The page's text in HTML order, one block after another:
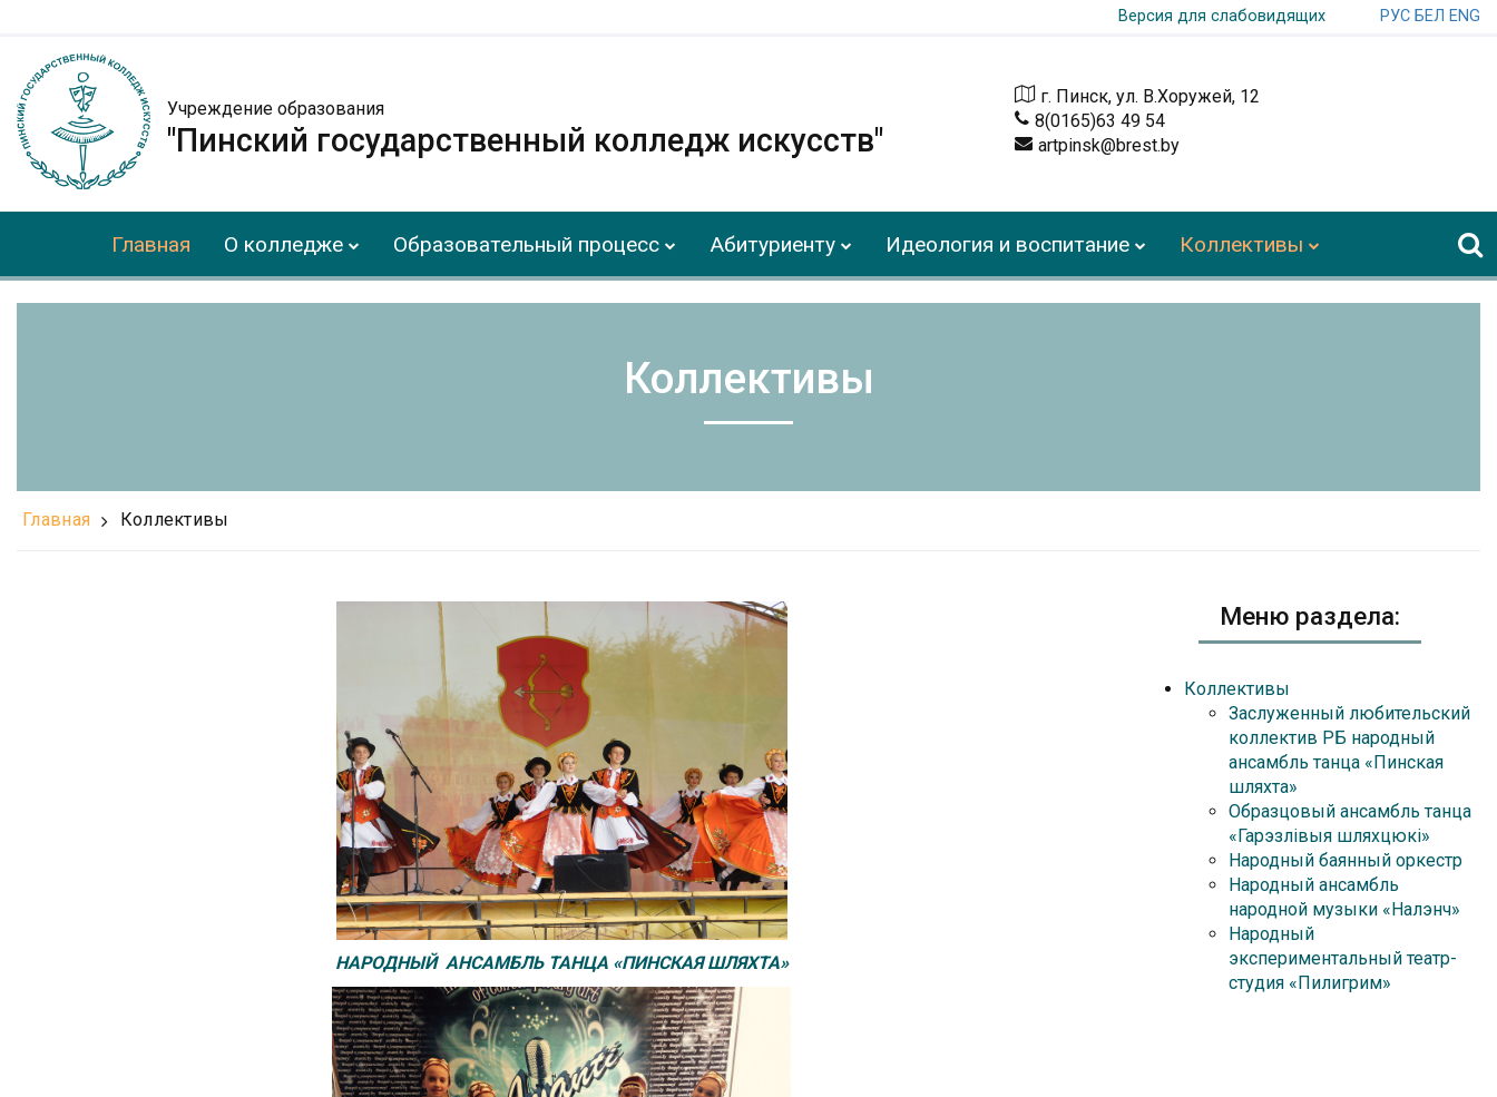
Версия для слабовидящих РУС БЕЛ ENG
Учреждение образования
"Пинский государственный колледж искусств"
г. Пинск, ул. В.Хоружей, 12
8(0165)63 49 54
artpinsk@brest.by
Главная О колледже Образовательный процесс Абитуриенту Идеология и воспитание Коллективы
Коллективы
Главная Коллективы
НАРОДНЫЙ АНСАМБЛЬ ТАНЦА «ПИНСКАЯ ШЛЯХТА»
Меню раздела:
Коллективы
Заслуженный любительский
коллектив РБ народный
ансамбль танца «Пинская
шляхта»
Образцовый ансамбль танца
«Гарэзлівыя шляхцюкі»
Народный баянный оркестр
Народный ансамбль
народной музыки «Налэнч»
Народный
экспериментальный театр-
студия «Пилигрим»